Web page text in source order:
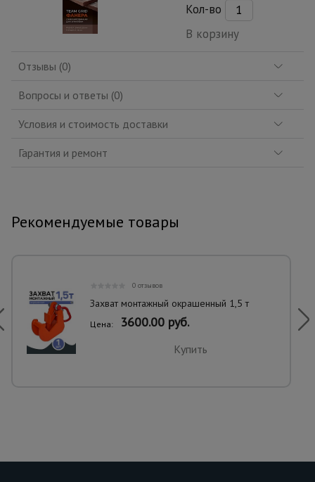
Кол-во
В корзину
Отзывы (0)
Вопросы и ответы (0)
Условия и стоимость доставки
Гарантия и ремонт
Рекомендуемые товары
0 отзывов
Захват монтажный окрашенный 1,5 т
Цена: 3600.00 руб.
Купить